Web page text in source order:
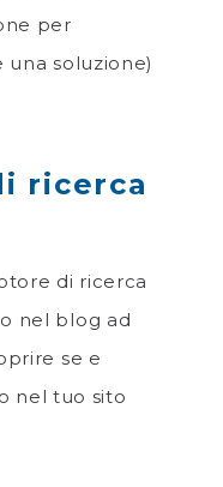
per
soluzione)
ricerca
di ricerca
nel blog ad
se e
nel tuo sito